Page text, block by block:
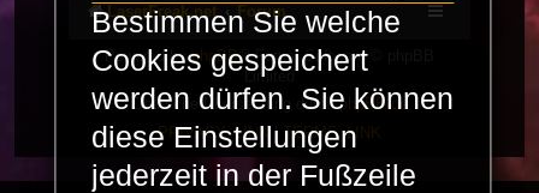
LaserFreak.net Forum
Powered byphpBB® Forum Software © phpBB
Limited
Deutsche Übersetzung durchphpBB.de
PRIVACY_LINK | TERMS_LINK
Bestimmen Sie welche
Cookies gespeichert
werden dürfen. Sie können
diese Einstellungen
jederzeit in der Fußzeile